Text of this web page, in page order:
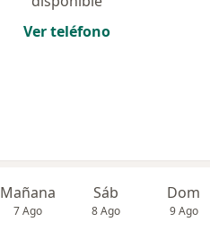
Ver teléfono
Mañana
7 Ago
Sáb
8 Ago
Dom
9 Ago